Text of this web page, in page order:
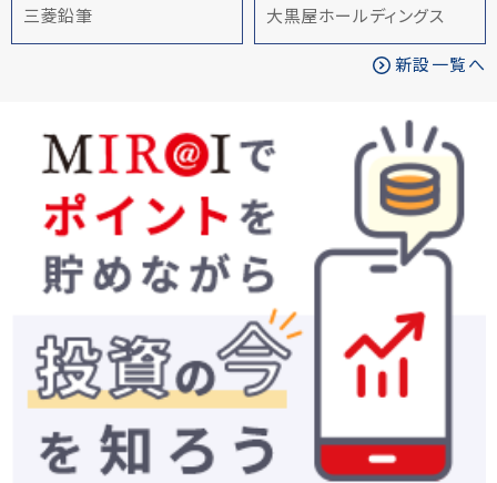
三菱鉛筆 大黒屋ホールディングス
新設一覧へ